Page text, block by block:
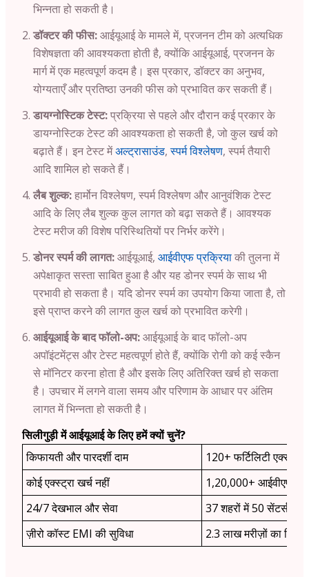
भिन्नता हो सकती है।
डॉक्टर की फीस:आईयूआई के मामले में, प्रजनन टीम को अत्यधिक
विशेषज्ञता की आवश्यकता होती है, क्योंकि आईयूआई, प्रजनन के
मार्ग में एक महत्वपूर्ण कदम है। इस प्रकार, डॉक्टर का अनुभव,
योग्यताएँ और प्रतिष्ठा उनकी फीस को प्रभावित कर सकती हैं।
डायग्नोस्टिक टेस्ट:प्रक्रिया से पहले और दौरान कई प्रकार के
डायग्नोस्टिक टेस्ट की आवश्यकता हो सकती है, जो कुल खर्च को
बढ़ाते हैं। इन टेस्ट मेंअल्ट्रासाउंड,स्पर्म विश्लेषण, स्पर्म तैयारी
आदि शामिल हो सकते हैं।
लैब शुल्क:हार्मोन विश्लेषण, स्पर्म विश्लेषण और आनुवंशिक टेस्ट
आदि के लिए लैब शुल्क कुल लागत को बढ़ा सकते हैं। आवश्यक
टेस्ट मरीज की विशेष परिस्थितियों पर निर्भर करेंगे।
डोनर स्पर्म की लागत:आईयूआई, आईवीएफ प्रक्रियाकी तुलना में
अपेक्षाकृत सस्ता साबित हुआ है और यह डोनर स्पर्म के साथ भी
प्रभावी हो सकता है। यदि डोनर स्पर्म का उपयोग किया जाता है, तो
इसे प्राप्त करने की लागत कुल खर्च को प्रभावित करेगी।
आईयूआई के बाद फॉलो-अप:आईयूआई के बाद फॉलो-अप
अपॉइंटमेंट्स और टेस्ट महत्वपूर्ण होते हैं, क्योंकि रोगी को कई स्कैन
से मॉनिटर करना होता है और इसके लिए अतिरिक्त खर्च हो सकता
है। उपचार में लगने वाला समय और परिणाम के आधार पर अंतिम
लागत में भिन्नता हो सकती है।
सिलीगुड़ी में आईयूआई के लिए हमें क्यों चुनें?
किफायती और पारदर्शी दाम
120+ फर्टिलिटी एक्सपर्ट
कोई एक्स्ट्रा खर्च नहीं
1,20,000+ आईवीएफ
24/7 देखभाल और सेवा
37 शहरों में 50 सेंटर्स
ज़ीरो कॉस्ट EMI की सुविधा
2.3 लाख मरीज़ों का